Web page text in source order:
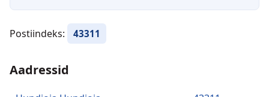
Postiindeks: 43311
Aadressid